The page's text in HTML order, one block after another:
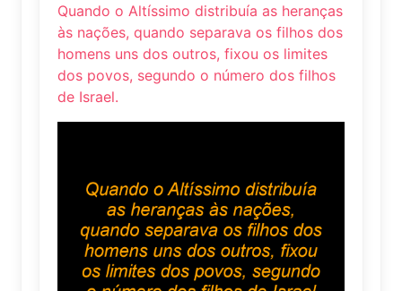
Quando o Altíssimo distribuía as heranças
às nações, quando separava os filhos dos
homens uns dos outros, fixou os limites
dos povos, segundo o número dos filhos
de Israel.